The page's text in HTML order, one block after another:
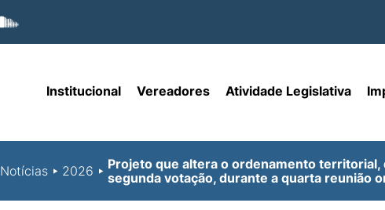
Institucional Vereadores Atividade Legislativa
Notícias 2026
Projeto que altera o ordenamento
segunda votação, durante a quarta reunião